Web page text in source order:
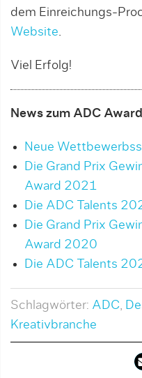
dem Einreichungs-
Website.
Viel Erfolg!
News zum ADC
Neue
Die Grand Prix
Award 2021
Die ADC Talents
Die Grand Prix
Award 2020
Die ADC Talents
Schlagwörter: ADC,
Kreativbranche